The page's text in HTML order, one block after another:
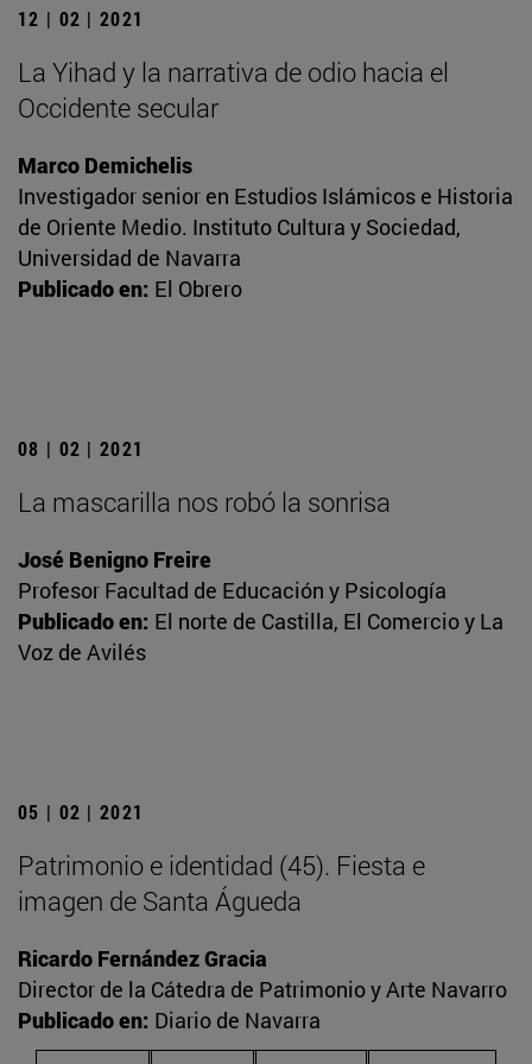
12 | 02 | 2021
La Yihad y la narrativa de odio hacia el
Occidente secular
Marco Demichelis
Investigador senior en Estudios Islámicos e Historia
de Oriente Medio. Instituto Cultura y Sociedad,
Universidad de Navarra
Publicado en: El Obrero
08 | 02 | 2021
La mascarilla nos robó la sonrisa
José Benigno Freire
Profesor Facultad de Educación y Psicología
Publicado en: El norte de Castilla, El Comercio y La
Voz de Avilés
05 | 02 | 2021
Patrimonio e identidad (45). Fiesta e
imagen de Santa Águeda
Ricardo Fernández Gracia
Director de la Cátedra de Patrimonio y Arte Navarro
Publicado en: Diario de Navarra